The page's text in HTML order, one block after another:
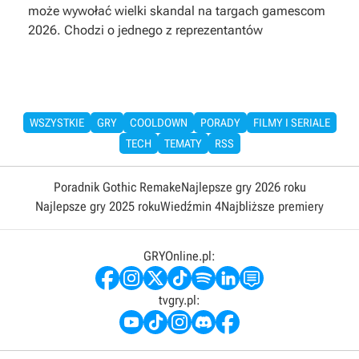
może wywołać wielki skandal na targach gamescom
2026. Chodzi o jednego z reprezentantów
WSZYSTKIE GRY COOLDOWN PORADY
FILMY I SERIALE
TECH
TEMATY RSS
Poradnik Gothic RemakeNajlepsze gry 2026 roku
Najlepsze gry 2025 rokuWiedźmin 4Najbliższe premiery
GRYOnline.pl:
tvgry.pl: